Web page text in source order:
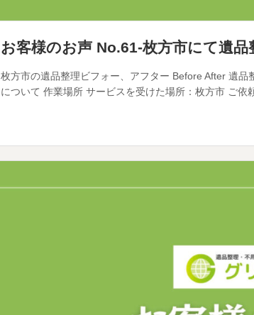
お客様のお声 No.61-枚方市にて遺品
枚方市の遺品整理ビフォー、アフター Before After 遺
について 作業場所 サービスを受けた場所：枚方市 ご